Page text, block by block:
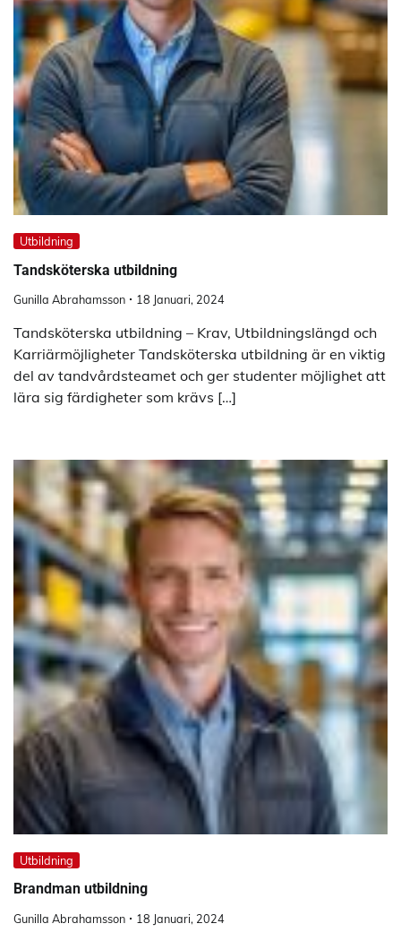
Utbildning
Tandsköterska utbildning
Gunilla Abrahamsson 18 Januari, 2024
Tandsköterska utbildning – Krav, Utbildningslängd och
Karriärmöjligheter Tandsköterska utbildning är en viktig
del av tandvårdsteamet och ger studenter möjlighet att
lära sig färdigheter som krävs […]
Utbildning
Brandman utbildning
Gunilla Abrahamsson 18 Januari, 2024